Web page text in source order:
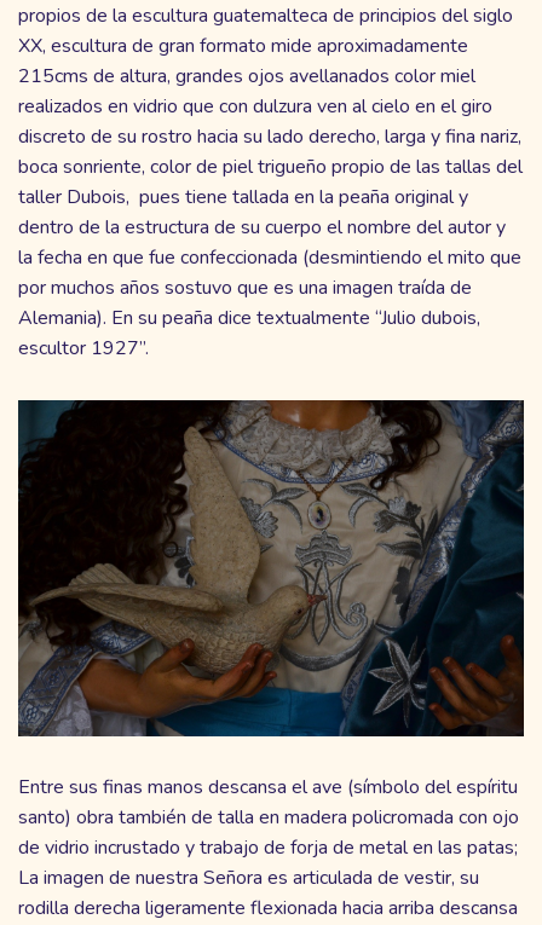
propios de la escultura guatemalteca de principios del siglo
XX, escultura de gran formato mide aproximadamente
215cms de altura, grandes ojos avellanados color miel
realizados en vidrio que con dulzura ven al cielo en el giro
discreto de su rostro hacia su lado derecho, larga y fina nariz,
boca sonriente, color de piel trigueño propio de las tallas del
taller Dubois, pues tiene tallada en la peaña original y
dentro de la estructura de su cuerpo el nombre del autor y
la fecha en que fue confeccionada (desmintiendo el mito que
por muchos años sostuvo que es una imagen traída de
Alemania). En su peaña dice textualmente “Julio dubois,
escultor 1927”.
Entre sus finas manos descansa el ave (símbolo del espíritu
santo) obra también de talla en madera policromada con ojo
de vidrio incrustado y trabajo de forja de metal en las patas;
La imagen de nuestra Señora es articulada de vestir, su
rodilla derecha ligeramente flexionada hacia arriba descansa